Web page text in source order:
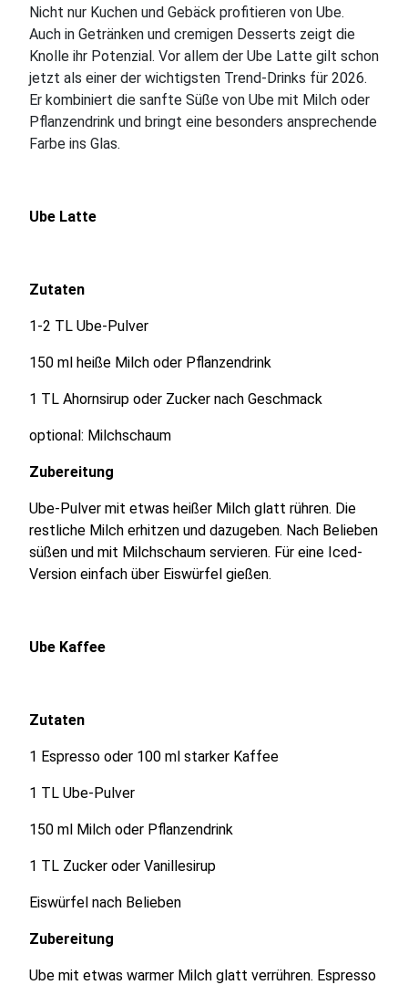
Nicht nur Kuchen und Gebäck profitieren von Ube.
Auch in Getränken und cremigen Desserts zeigt die
Knolle ihr Potenzial. Vor allem der Ube Latte gilt schon
jetzt als einer der wichtigsten Trend-Drinks für 2026.
Er kombiniert die sanfte Süße von Ube mit Milch oder
Pflanzendrink und bringt eine besonders ansprechende
Farbe ins Glas.
Ube Latte
Zutaten
1-2 TL Ube-Pulver
150 ml heiße Milch oder Pflanzendrink
1 TL Ahornsirup oder Zucker nach Geschmack
optional: Milchschaum
Zubereitung
Ube-Pulver mit etwas heißer Milch glatt rühren. Die
restliche Milch erhitzen und dazugeben. Nach Belieben
süßen und mit Milchschaum servieren. Für eine Iced-
Version einfach über Eiswürfel gießen.
Ube Kaffee
Zutaten
1 Espresso oder 100 ml starker Kaffee
1 TL Ube-Pulver
150 ml Milch oder Pflanzendrink
1 TL Zucker oder Vanillesirup
Eiswürfel nach Belieben
Zubereitung
Ube mit etwas warmer Milch glatt verrühren. Espresso